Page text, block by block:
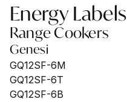
Energy Labels
Range Cookers
Genesi
GQ12SF-6M
GQ12SF-6T
GQ12SF-6B